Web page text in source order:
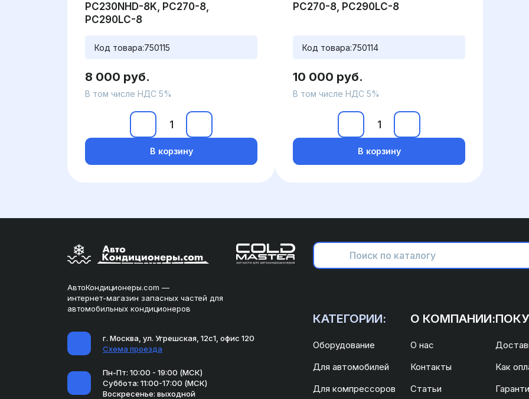
PC230NHD-8K, PC270-8,
PC290LC-8
Код товара:750115
8 000 руб.
В том числе НДС 5%
В корзину
PC270-8, PC290LC-8
Код товара:750114
10 000 руб.
В том числе НДС 5%
В корзину
АвтоКондиционеры.com —
интернет-магазин запасных частей для
автомобильных кондиционеров
г. Москва, ул. Угрешская, 12с1, офис 120
Схема проезда
Пн-Пт: 10:00 - 19:00 (МСК)
Суббота: 11:00-17:00 (МСК)
Воскресенье: выходной
КАТЕГОРИИ:
Оборудование
Для автомобилей
Для компрессоров
О КОМПАНИИ:
О нас
Контакты
Статьи
Как